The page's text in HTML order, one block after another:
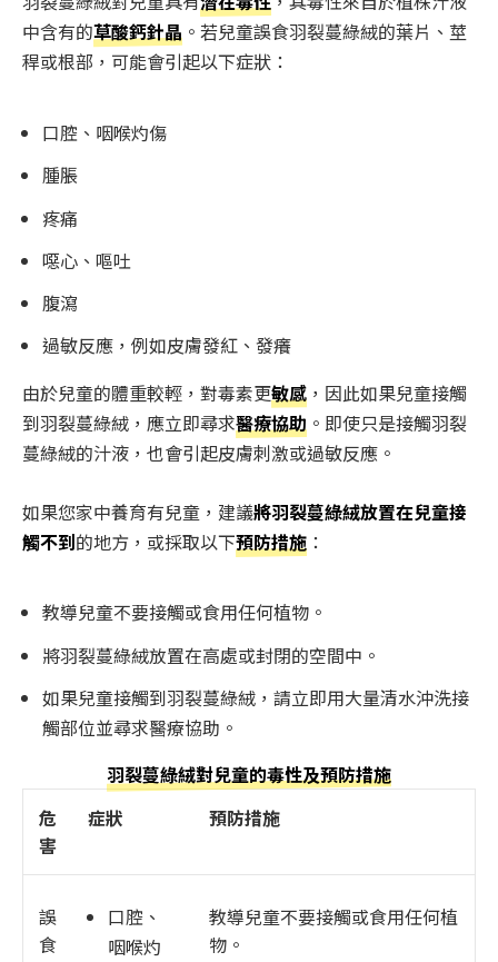
中含有的草酸鈣針晶 。若兒童誤食羽裂蔓綠絨的葉片、莖
稈或根部，可能會引起以下症狀：
口腔、咽喉灼傷
腫脹
疼痛
噁心、嘔吐
腹瀉
過敏反應，例如皮膚發紅、發癢
由於兒童的體重較輕，對毒素更敏感 ，因此如果兒童接觸
到羽裂蔓綠絨，應立即尋求醫療協助 。即使只是接觸羽裂
蔓綠絨的汁液，也會引起皮膚刺激或過敏反應。
如果您家中養育有兒童，建議將羽裂蔓綠絨放置在兒童接
觸不到的地方，或採取以下預防措施 ：
教導兒童不要接觸或食用任何植物。
將羽裂蔓綠絨放置在高處或封閉的空間中。
如果兒童接觸到羽裂蔓綠絨，請立即用大量清水沖洗接
觸部位並尋求醫療協助。
羽裂蔓綠絨對兒童的毒性及預防措施
危
害
症狀 預防措施
誤
食
口腔、
咽喉灼
教導兒童不要接觸或食用任何植
物。